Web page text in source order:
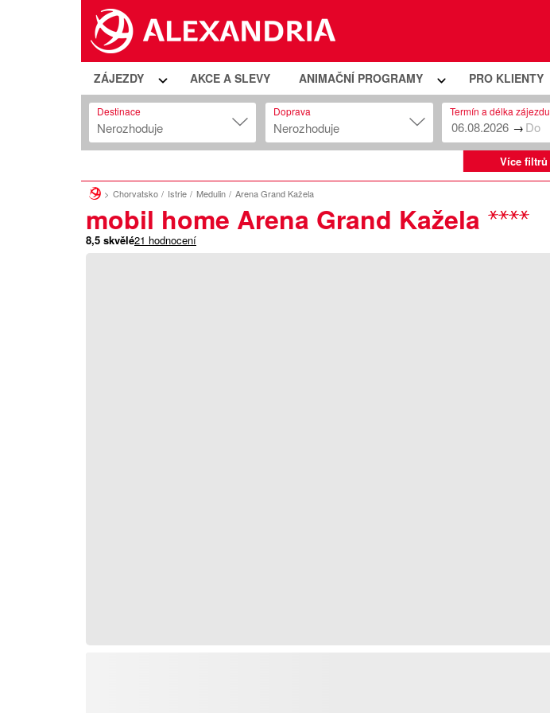
ZÁJEZDY AKCE A SLEVY ANIMAČNÍ PROGRAMY PRO KLIENTY
Destinace
Nerozhoduje
Doprava
Nerozhoduje
Termín a délka zájezdu
→
Více filtrů
Chorvatsko Istrie Medulin Arena Grand Kažela
mobil home Arena Grand Kažela
8,5 skvělé21 hodnocení